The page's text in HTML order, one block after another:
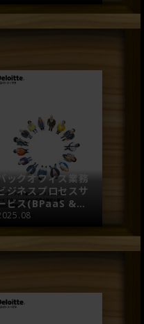
ックオフィス業務
ジネスプロセスサ
ビス(BPaaS &
市場の現状と展
2025年度版サマリ